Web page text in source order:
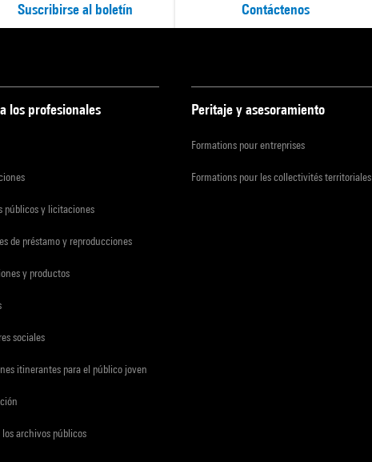
Suscribirse al boletín Contáctenos
los profesionales
públicos y licitaciones
de préstamo y reproducciones
y productos
sociales
itinerantes para el público joven
los archivos públicos
Peritaje y asesoramiento
Formations pour entreprises
Formations pour les collectivités territoriales